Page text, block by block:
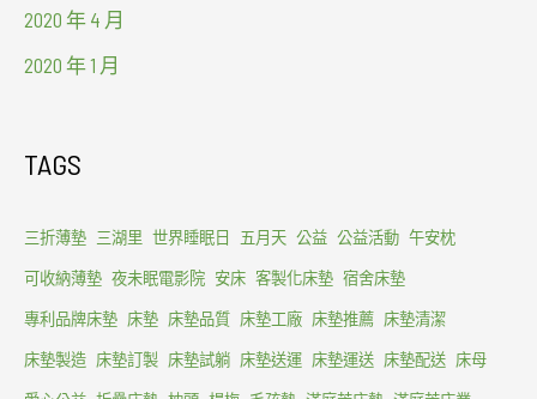
2020 年 4 月
2020 年 1 月
TAGS
三折薄墊 三湖里 世界睡眠日 五月天 公益 公益活動 午安枕
可收納薄墊 夜未眠電影院 安床 客製化床墊 宿舍床墊
專利品牌床墊 床墊 床墊品質 床墊工廠 床墊推薦 床墊清潔
床墊製造 床墊訂製 床墊試躺 床墊送運 床墊運送 床墊配送 床母